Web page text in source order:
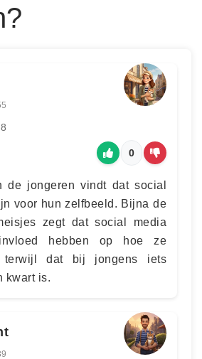
0
de jongeren vindt dat social
voor hun zelfbeeld. Bijna de
zegt dat social media
hebben op hoe ze
terwijl dat bij jongens iets
kwart is.